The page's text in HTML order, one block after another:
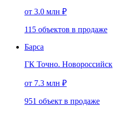
от 3.0 млн ₽
115 объектов в продаже
Барса
ГК Точно. Новороссийск
от 7.3 млн ₽
951 объект в продаже